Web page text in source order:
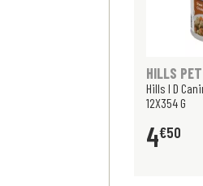
HILLS
Hills I D
12X354 G
4€50